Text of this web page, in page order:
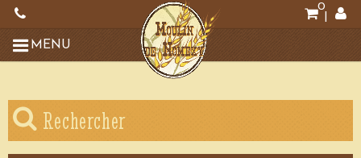
0
MENU
Rechercher